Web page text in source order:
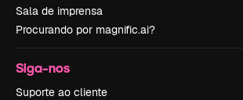
Sala de imprensa
Procurando por magnific.ai?
Siga-nos
Suporte ao cliente